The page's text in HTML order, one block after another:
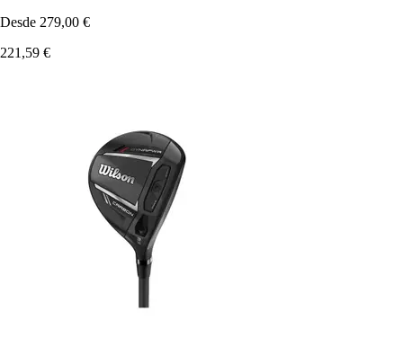
Desde 279,00 €
221,59 €